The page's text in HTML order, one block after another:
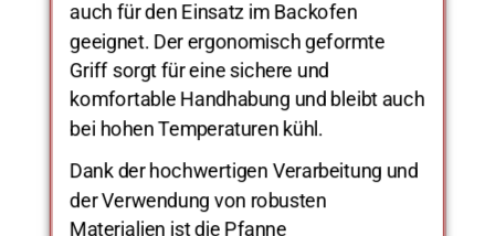
auch für den Einsatz im Backofen
geeignet. Der ergonomisch geformte
Griff sorgt für eine sichere und
komfortable Handhabung und bleibt auch
bei hohen Temperaturen kühl.
Dank der hochwertigen Verarbeitung und
der Verwendung von robusten
Materialien ist die Pfanne